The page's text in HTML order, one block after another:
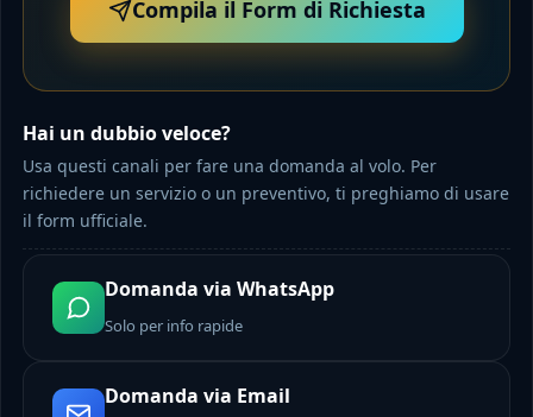
Compila il Form di Richiesta
Hai un dubbio veloce?
Usa questi canali per fare una domanda al volo. Per
richiedere un servizio o un preventivo, ti preghiamo di usare
il form ufficiale.
Domanda via WhatsApp
Solo per info rapide
Domanda via Email